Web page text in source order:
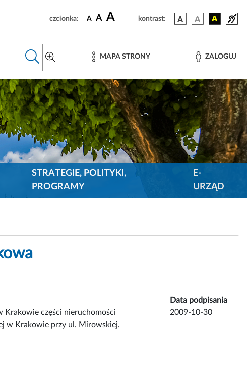
czcionka: A A A kontrast:
MAPA STRONY ZALOGUJ
STRATEGIE, POLITYKI,
PROGRAMY
E-
URZĄD
Data podpisania
Krakowie części nieruchomości
w Krakowie przy ul. Mirowskiej.
2009-10-30